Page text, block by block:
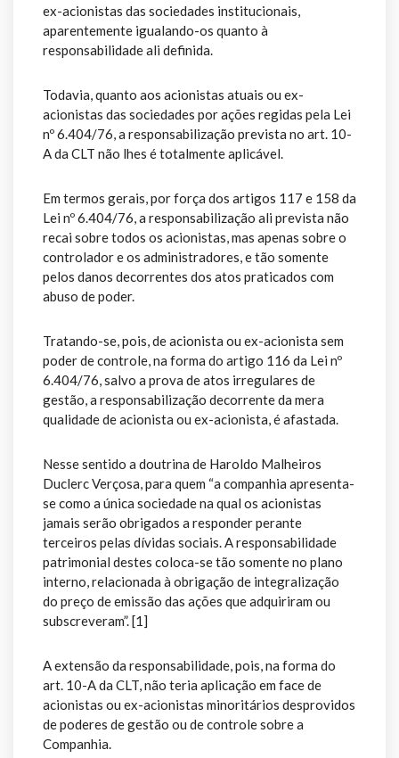
ex-acionistas das sociedades institucionais,
aparentemente igualando-os quanto à
responsabilidade ali definida.
Todavia, quanto aos acionistas atuais ou ex-
acionistas das sociedades por ações regidas pela Lei
nº 6.404/76, a responsabilização prevista no art. 10-
A da CLT não lhes é totalmente aplicável.
Em termos gerais, por força dos artigos 117 e 158 da
Lei nº 6.404/76, a responsabilização ali prevista não
recai sobre todos os acionistas, mas apenas sobre o
controlador e os administradores, e tão somente
pelos danos decorrentes dos atos praticados com
abuso de poder.
Tratando-se, pois, de acionista ou ex-acionista sem
poder de controle, na forma do artigo 116 da Lei nº
6.404/76, salvo a prova de atos irregulares de
gestão, a responsabilização decorrente da mera
qualidade de acionista ou ex-acionista, é afastada.
Nesse sentido a doutrina de Haroldo Malheiros
Duclerc Verçosa, para quem “a companhia apresenta-
se como a única sociedade na qual os acionistas
jamais serão obrigados a responder perante
terceiros pelas dívidas sociais. A responsabilidade
patrimonial destes coloca-se tão somente no plano
interno, relacionada à obrigação de integralização
do preço de emissão das ações que adquiriram ou
subscreveram”. [1]
A extensão da responsabilidade, pois, na forma do
art. 10-A da CLT, não teria aplicação em face de
acionistas ou ex-acionistas minoritários desprovidos
de poderes de gestão ou de controle sobre a
Companhia.